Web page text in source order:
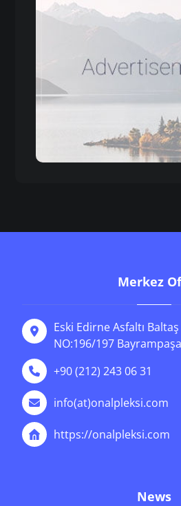
Merkez
Eski Edirne Asfaltı
NO:196/197
+90 (212) 243 06 31
info(at)onalpleksi.com
https://onalpleksi.com
News